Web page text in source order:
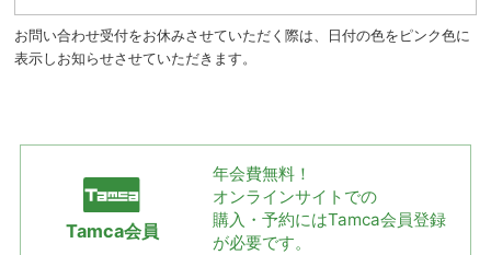
お問い合わせ受付をお休みさせていただく際は、日付の色をピンク色に
表示しお知らせさせていただきます。
Tamca会員
年会費無料！
オンラインサイトでの
購入・予約にはTamca会員登録
が必要です。